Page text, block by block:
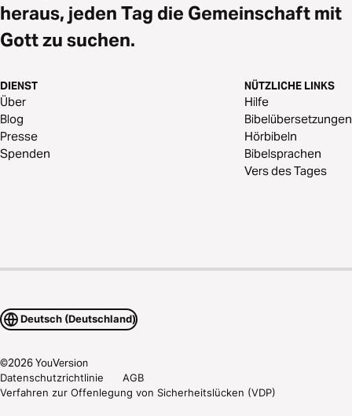
heraus, jeden Tag die Gemeinschaft mit
Gott zu suchen.
DIENST
Über
Blog
Presse
Spenden
NÜTZLICHE LINKS
Hilfe
Bibelübersetzungen
Hörbibeln
Bibelsprachen
Vers des Tages
Deutsch (Deutschland)
©2026YouVersion
Datenschutzrichtlinie
AGB
Verfahren zur Offenlegung von Sicherheitslücken (VDP)